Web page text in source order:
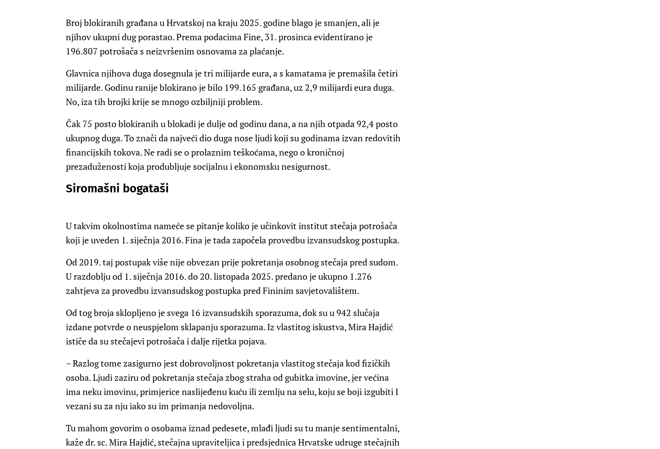
Broj blokiranih građana u Hrvatskoj na kraju 2025. godine blago je smanjen, ali je
njihov ukupni dug porastao. Prema podacima Fine, 31. prosinca evidentirano je
196.807 potrošača s neizvršenim osnovama za plaćanje.
Glavnica njihova duga dosegnula je tri milijarde eura, a s kamatama je premašila četiri
milijarde. Godinu ranije blokirano je bilo 199.165 građana, uz 2,9 milijardi eura duga.
No, iza tih brojki krije se mnogo ozbiljniji problem.
Čak 75 posto blokiranih u blokadi je dulje od godinu dana, a na njih otpada 92,4 posto
ukupnog duga. To znači da najveći dio duga nose ljudi koji su godinama izvan redovitih
financijskih tokova. Ne radi se o prolaznim teškoćama, nego o kroničnoj
prezaduženosti koja produbljuje socijalnu i ekonomsku nesigurnost.
Siromašni bogataši
U takvim okolnostima nameće se pitanje koliko je učinkovit institut stečaja potrošača
koji je uveden 1. siječnja 2016. Fina je tada započela provedbu izvansudskog postupka.
Od 2019. taj postupak više nije obvezan prije pokretanja osobnog stečaja pred sudom.
U razdoblju od 1. siječnja 2016. do 20. listopada 2025. predano je ukupno 1.276
zahtjeva za provedbu izvansudskog postupka pred Fininim savjetovalištem.
Od tog broja sklopljeno je svega 16 izvansudskih sporazuma, dok su u 942 slučaja
izdane potvrde o neuspjelom sklapanju sporazuma. Iz vlastitog iskustva, Mira Hajdić
ističe da su stečajevi potrošača i dalje rijetka pojava.
– Razlog tome zasigurno jest dobrovoljnost pokretanja vlastitog stečaja kod fizičkih
osoba. Ljudi zaziru od pokretanja stečaja zbog straha od gubitka imovine, jer većina
ima neku imovinu, primjerice naslijeđenu kuću ili zemlju na selu, koju se boji izgubiti I
vezani su za nju iako su im primanja nedovoljna.
Tu mahom govorim o osobama iznad pedesete, mlađi ljudi su tu manje sentimentalni,
kaže dr. sc. Mira Hajdić, stečajna upraviteljica i predsjednica Hrvatske udruge stečajnih